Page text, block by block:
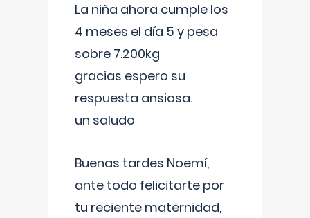
La niña ahora cumple los
4 meses el día 5 y pesa
sobre 7.200kg
gracias espero su
respuesta ansiosa.
un saludo
Buenas tardes Noemí,
ante todo felicitarte por
tu reciente maternidad,